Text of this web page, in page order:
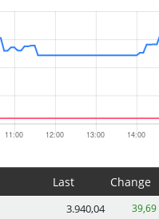
Last Change
3.940,04 39,69